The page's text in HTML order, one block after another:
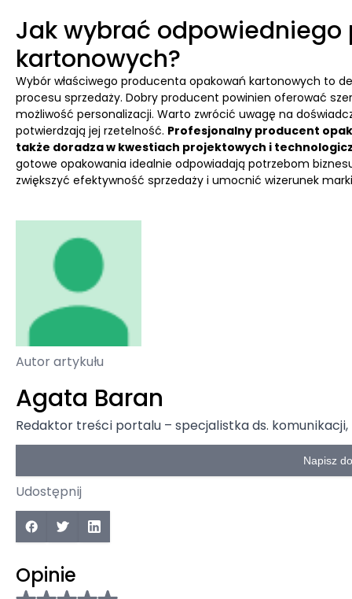
Jak wybrać
kartonowych?
Wybór właściwego producenta opakowań kartonowych to
procesu sprzedaży. Dobry producent powinien oferować
możliwość personalizacji. Warto zwrócić uwagę na
potwierdzają jej rzetelność. Profesjonalny producent
także doradza w kwestiach projektowych i
gotowe opakowania idealnie odpowiadają potrzebom
zwiększyć efektywność sprzedaży i umocnić wizerunek
Autor artykułu
Agata Baran
Redaktor treści portalu – specjalistka ds.
Napisz
Udostępnij
Opinie